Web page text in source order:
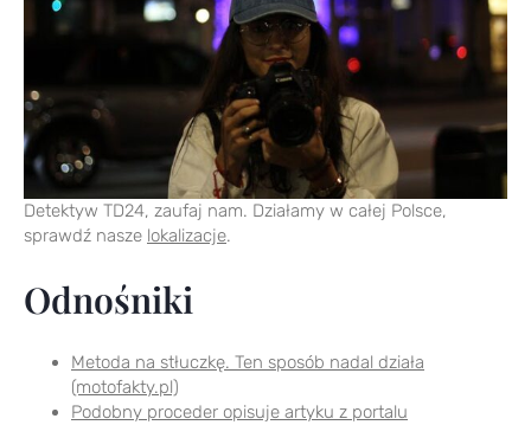
Detektyw TD24, zaufaj nam. Działamy w całej Polsce,
sprawdź nasze lokalizacje.
Odnośniki
Metoda na stłuczkę. Ten sposób nadal działa
(motofakty.pl)
Podobny proceder opisuje artyku z portalu